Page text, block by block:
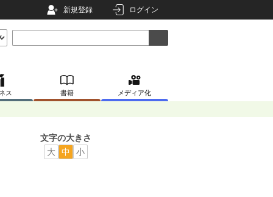
新規登録 ログイン
ス 書籍 メディア化
文字の大きさ
大
中 小